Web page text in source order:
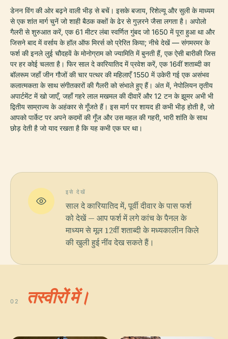
डेनन विंग की ओर बढ़ने वाली भीड़ से बचें। इसके बजाय, रिशेल्यू और सुली के माध्यम
से एक शांत मार्ग चुनें जो शाही बैठक कक्षों के ढेर से गुज़रने जैसा लगता है। अपोलो
गैलरी से शुरुआत करें, एक 61 मीटर लंबा स्वर्णित गुंबद जो 1650 में पूरा हुआ था और
जिसने बाद में वर्साय के हॉल ऑफ मिरर्स को प्रेरित किया; नीचे देखें — संगमरमर के
फर्श की इनले लुई चौदहवें के मोनोग्राम को ज्यामिति में बुनती हैं, एक ऐसी बारीकी जिस
पर हर कोई चलता है। फिर साल दे कारियातिद में प्रवेश करें, एक 16वीं शताब्दी का
बॉलरूम जहाँ जीन गौजों की चार पत्थर की महिलाएँ 1550 में उकेरी गई एक असंभव
कलात्मकता के साथ संगीतकारों की गैलरी को संभाले हुए हैं। अंत में, नेपोलियन तृतीय
अपार्टमेंट में खो जाएँ, जहाँ गहरे लाल मखमल की दीवारें और 12 टन के झूमर अभी भी
द्वितीय साम्राज्य के अहंकार से गूँजते हैं। इस मार्ग पर शायद ही कभी भीड़ होती है, जो
आपको पार्केट पर अपने कदमों की गूँज और उस महल की गहरी, भारी शांति के साथ
छोड़ देती है जो याद रखता है कि यह कभी एक घर था।
इसे देखें
साल दे कारियातिद में, पूर्वी दीवार के पास फर्श
को देखें — आप फर्श में लगे कांच के पैनल के
माध्यम से मूल 12वीं शताब्दी के मध्यकालीन किले
की खुली हुई नींव देख सकते हैं।
02 तस्वीरों में।